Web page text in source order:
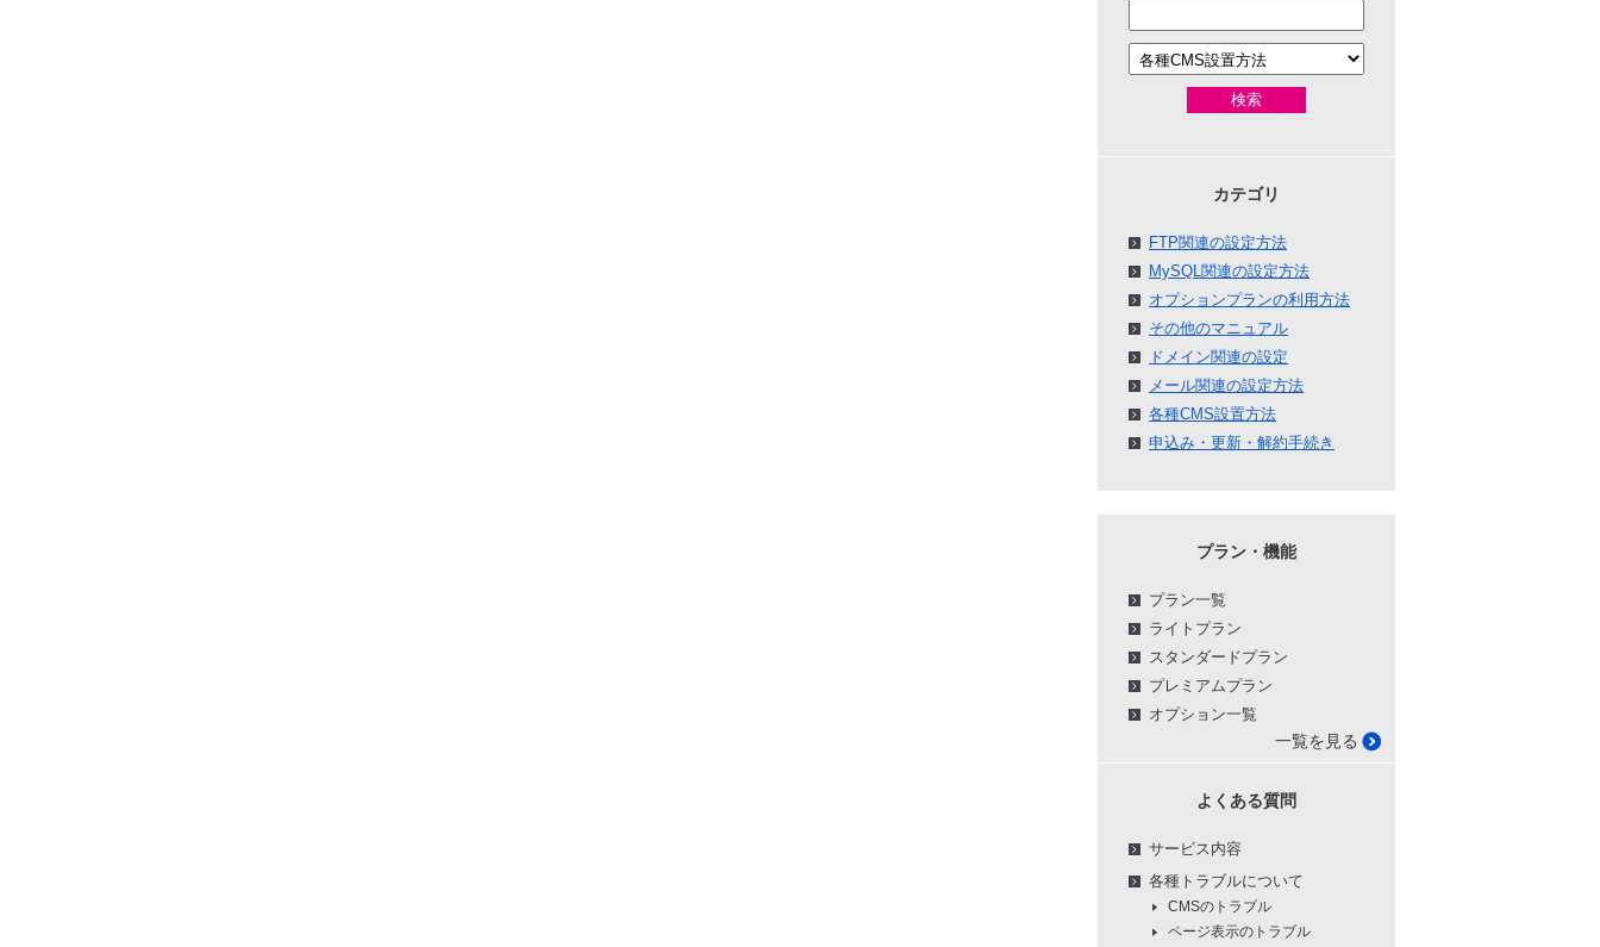
検索
カテゴリ
FTP関連の設定方法
MySQL関連の設定方法
オプションプランの利用方法
その他のマニュアル
ドメイン関連の設定
メール関連の設定方法
各種CMS設置方法
申込み・更新・解約手続き
プラン・機能
プラン一覧
ライトプラン
スタンダードプラン
プレミアムプラン
オプション一覧
一覧を見る
よくある質問
サービス内容
各種トラブルについて
CMSのトラブル
ページ表示のトラブル